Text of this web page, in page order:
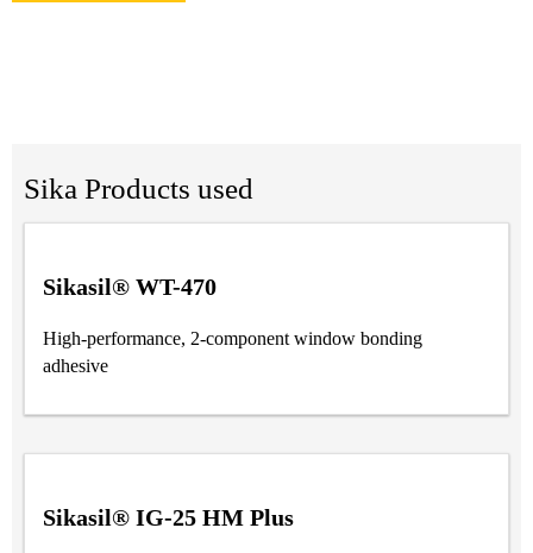
Sika Products used
Sikasil® WT-470
High-performance, 2-component window bonding
adhesive
Sikasil® IG-25 HM Plus